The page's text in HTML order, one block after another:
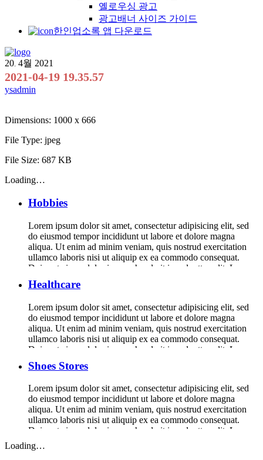
옐로우싱 광고
광고배너 사이즈 가이드
한인업소록 앱 다운로드
20. 4월 2021
2021-04-19 19.35.57
ysadmin
Dimensions: 1000 x 666
File Type: jpeg
File Size: 687 KB
Loading…
Hobbies
Lorem ipsum dolor sit amet, consectetur adipisicing elit, sed
do eiusmod tempor incididunt ut labore et dolore magna
aliqua. Ut enim ad minim veniam, quis nostrud exercitation
ullamco laboris nisi ut aliquip ex ea commodo consequat.
Duis aute irure dolor in reprehenderit in voluptte velit. Lorem
ipsum dolor sit amet, consectetur adipisicing elit, sed do […]
Healthcare
Lorem ipsum dolor sit amet, consectetur adipisicing elit, sed
do eiusmod tempor incididunt ut labore et dolore magna
aliqua. Ut enim ad minim veniam, quis nostrud exercitation
ullamco laboris nisi ut aliquip ex ea commodo consequat.
Duis aute irure dolor in reprehenderit in voluptte velit. Lorem
ipsum dolor sit amet, consectetur adipisicing elit, sed do […]
Shoes Stores
Lorem ipsum dolor sit amet, consectetur adipisicing elit, sed
do eiusmod tempor incididunt ut labore et dolore magna
aliqua. Ut enim ad minim veniam, quis nostrud exercitation
ullamco laboris nisi ut aliquip ex ea commodo consequat.
Duis aute irure dolor in reprehenderit in voluptte velit. Lorem
Loading…